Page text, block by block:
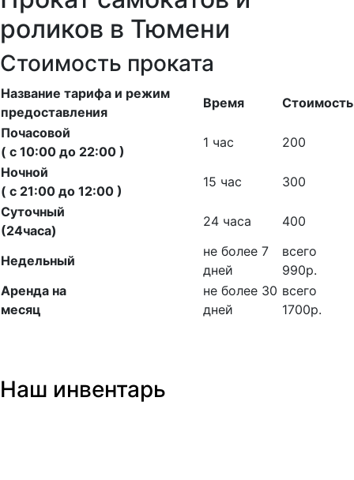
роликов в Тюмени
Стоимость проката
Название тарифа и режим
предоставления
Время
Стоимость
Почасовой
( с 10:00 до 22:00 )
1 час
200
Ночной
( с 21:00 до 12:00 )
15 час
300
Суточный
(24часа)
24 часа 400
Недельный
не более 7
дней
всего
990р.
Аренда на
месяц
не более 30
дней
всего
1700р.
Наш инвентарь